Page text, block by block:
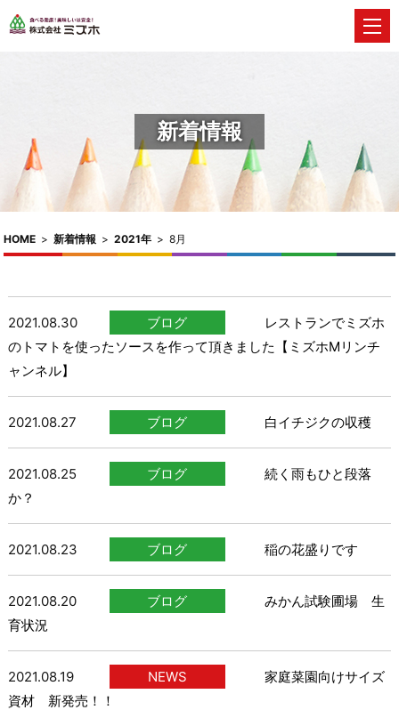
新着情報
HOME > 新着情報 > 2021年 > 8月
2021.08.30 ブログ
レストランでミズホ
のトマトを使ったソースを作って頂きました【ミズホMリンチ
ャンネル】
2021.08.27 ブログ 白イチジクの収穫
2021.08.25 ブログ
続く雨もひと段落
か？
2021.08.23 ブログ 稲の花盛りです
2021.08.20 ブログ
みかん試験圃場 生
育状況
2021.08.19 NEWS
家庭菜園向けサイズ
資材 新発売！！